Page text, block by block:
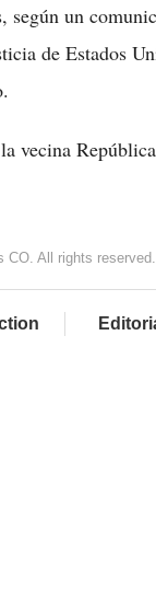
según un
de Estados
vecina
All rights reserved.